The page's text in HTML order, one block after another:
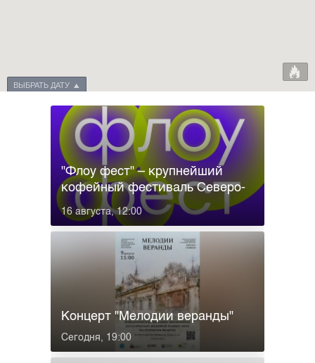
ВЫБРАТЬ ДАТУ
16 августа, 12:00
"Флоу фест" – крупнейший
кофейный фестиваль Северо-
Запада
Сегодня, 19:00
Концерт "Мелодии веранды"